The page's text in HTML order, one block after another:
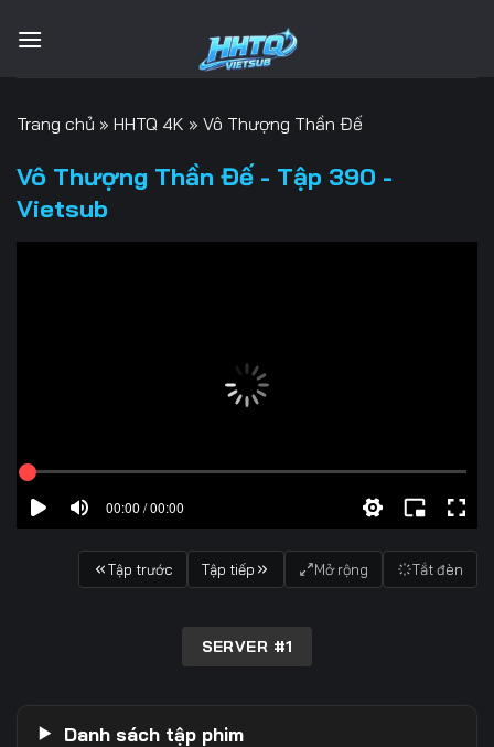
qua
Trang chủ » HHTQ 4K » Vô Thượng Thần Đế
Vô Thượng Thần Đế - Tập 390 -
Vietsub
00:00 / 00:00
Tập trước Tập tiếp Mở rộng Tắt đèn
SERVER #1
Danh sách tập phim